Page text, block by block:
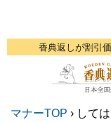
香典返しが割引
マナーTOP › して